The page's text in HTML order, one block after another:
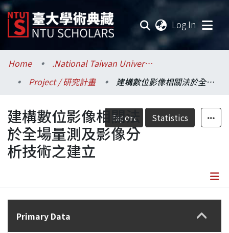
Log In
Communities & Collections
Research Outputs
Fundings & Projects
Researchers
Statistics
Home
.National Taiwan University / 國立臺灣大學
Project / 研究計畫
建構數位影像相關法於全場量測及影像分析技術之建立
Export Statistics
建構數位影像相關法
於全場量測及影像分
析技術之建立
Details
Primary Data